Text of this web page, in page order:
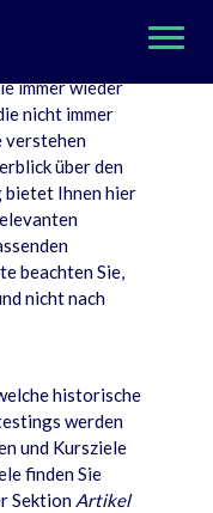
immer wieder
nicht immer
verstehen
über den
Ihnen hier
beachten Sie,
nicht nach
historische
werden
und Kursziele
finden Sie
Sektion Artikel